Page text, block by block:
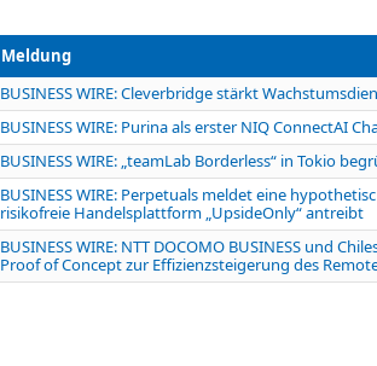
Meldung
BUSINESS WIRE: Cleverbridge stärkt
BUSINESS WIRE: Purina als erster NIQ ConnectAI
BUSINESS WIRE: „teamLab Borderless“ in Tokio
BUSINESS WIRE: Perpetuals meldet eine
risikofreie Handelsplattform „UpsideOnly“ antreibt
BUSINESS WIRE: NTT DOCOMO BUSINESS und
Proof of Concept zur Effizienzsteigerung des